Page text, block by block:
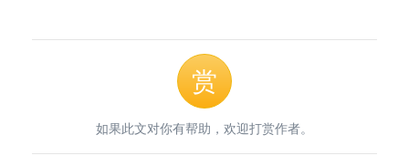
赏
如果此文对你有帮助，欢迎打赏作者。